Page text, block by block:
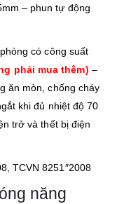
– phun tự động
có công suất
phải mua thêm) –
ăn mòn, chống cháy
khi đủ nhiệt độ 70
trở và thết bị điện
TCVN 8251″2008
năng